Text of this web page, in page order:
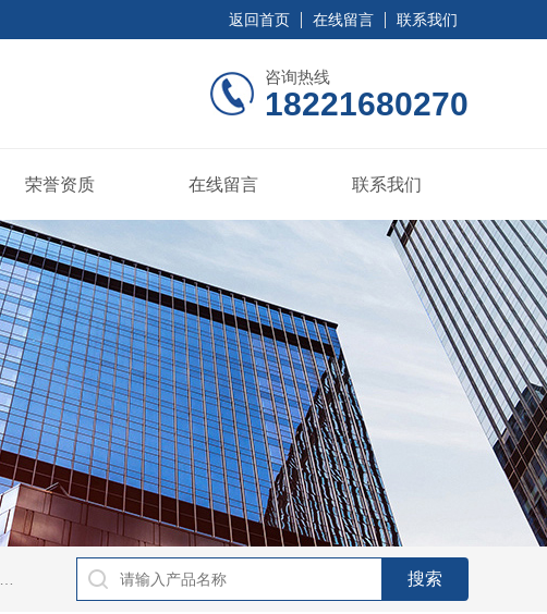
返回首页 在线留言 联系我们
咨询热线
18221680270
荣誉资质 在线留言 联系我们